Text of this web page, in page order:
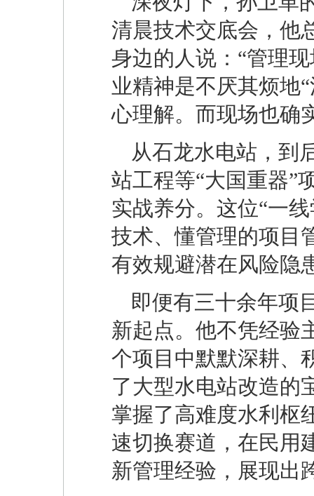
清晨技术交底会，他
身边的人说：“管理
业精神是不厌其烦地
心理解。而现场也确
从石龙水电站，到
站工程等“大国重器”
实战养分。这位“一
技术、懂管理的项目
有效规避潜在风险隐
即便有三十余年项
新起点。他不凭经验
个项目中默默深耕、
了大型水电站改造的
掌握了高难度水利枢
速切换赛道，在民用
新管理经验，展现出